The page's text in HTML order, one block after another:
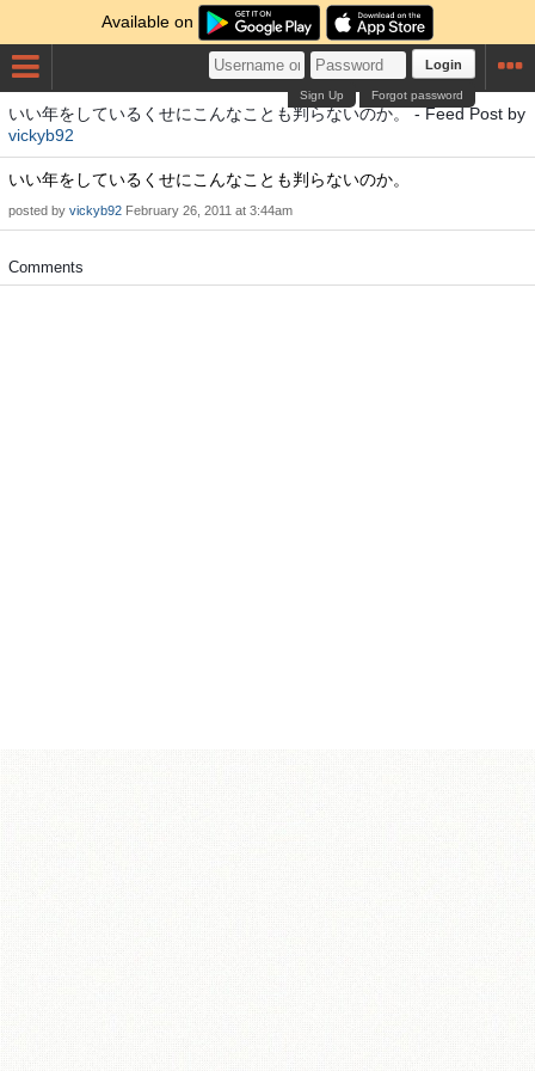
Available on
Login
Forgot password
Sign Up
いい年をしているくせにこんなことも判らないのか。 - Feed Post by
vickyb92
いい年をしているくせにこんなことも判らないのか。
posted by vickyb92 February 26, 2011 at 3:44am
Comments